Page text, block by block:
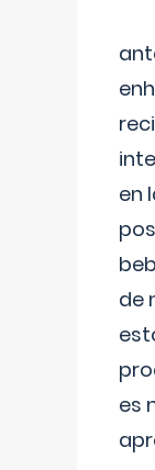
en
de
es